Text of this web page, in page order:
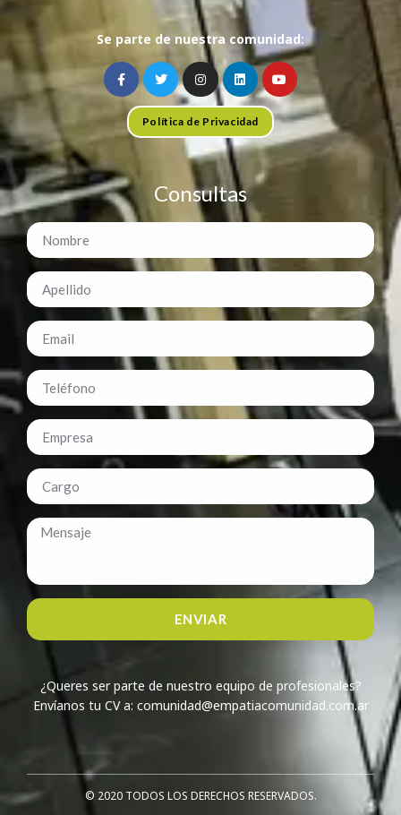
Se parte de nuestra comunidad:
Política de Privacidad
Consultas
ENVIAR
¿Queres ser parte de nuestro equipo de profesionales?
Envíanos tu CV a: comunidad@empatiacomunidad.com.ar
© 2020 TODOS LOS DERECHOS RESERVADOS.​